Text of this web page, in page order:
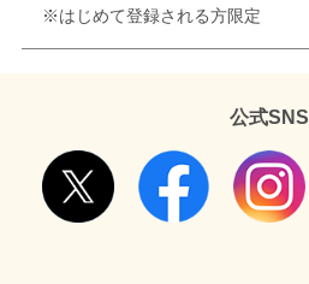
※はじめて登録される方限定
公式SNS